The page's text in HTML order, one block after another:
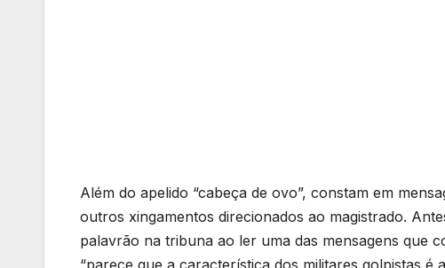
Além do apelido “cabeça de ovo”, constam em
outros xingamentos direcionados ao magistrado.
palavrão na tribuna ao ler uma das mensagens que